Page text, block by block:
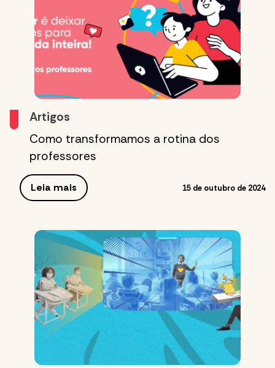
Artigos
Como transformamos a rotina dos
professores
Leia mais 15 de outubro de 2024